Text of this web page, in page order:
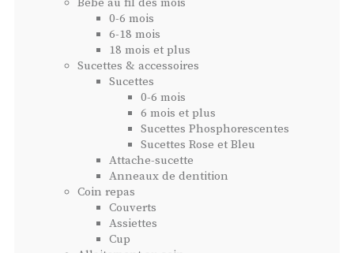
0-6 mois
6-18 mois
18 mois et plus
Sucettes & accessoires
Sucettes
0-6 mois
6 mois et plus
Sucettes Phosphorescentes
Sucettes Rose et Bleu
Attache-sucette
Anneaux de dentition
Coin repas
Couverts
Assiettes
Cup